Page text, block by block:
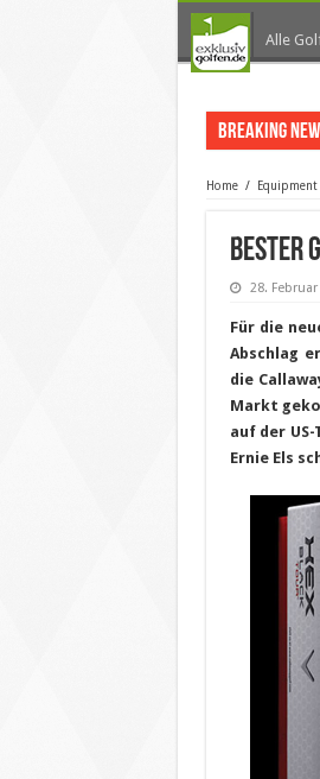
Alle
Breaking
Home / Equipment
Bester
28. Februar
Für die
Abschlag
die
Markt
auf der
Ernie Els